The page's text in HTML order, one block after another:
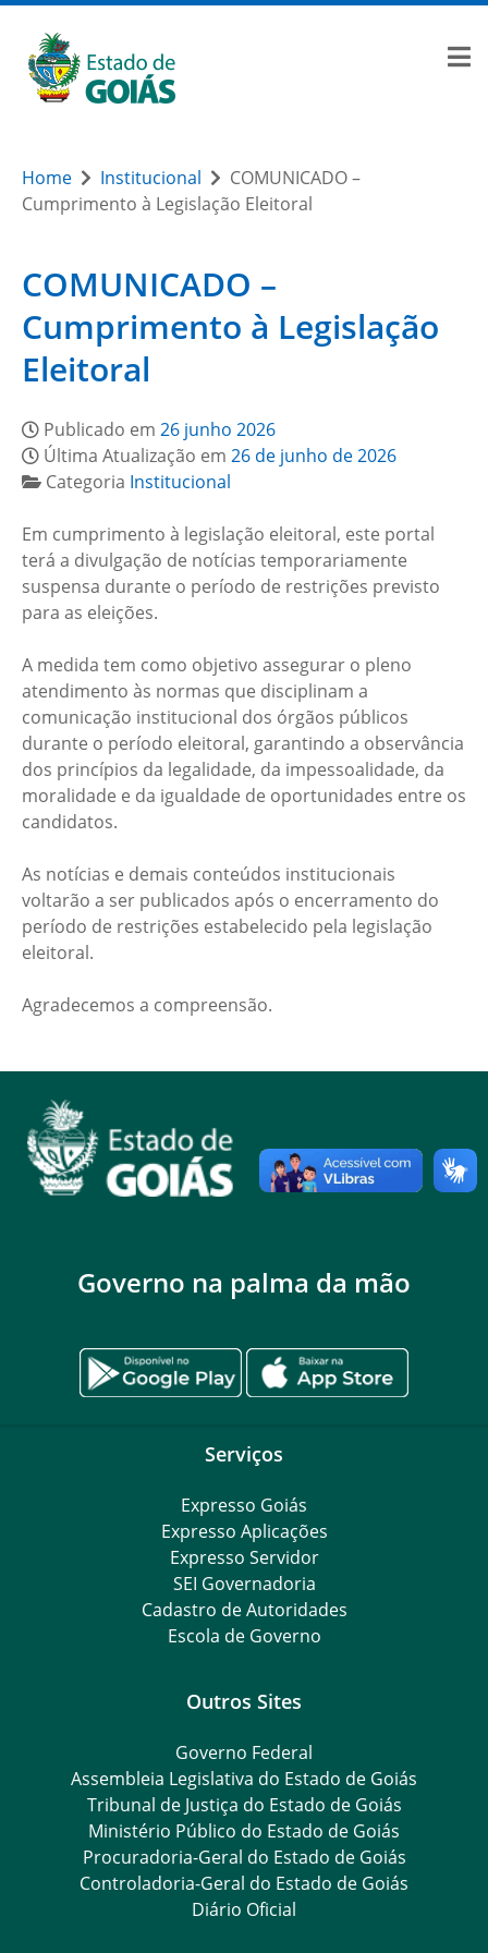
Home Institucional
COMUNICADO –
Cumprimento à Legislação Eleitoral
COMUNICADO –
Cumprimento à Legislação
Eleitoral
Publicado em 26 junho 2026
Última Atualização em 26 de junho de 2026
Categoria Institucional
Em cumprimento à legislação eleitoral, este portal
terá a divulgação de notícias temporariamente
suspensa durante o período de restrições previsto
para as eleições.
A medida tem como objetivo assegurar o pleno
atendimento às normas que disciplinam a
comunicação institucional dos órgãos públicos
durante o período eleitoral, garantindo a observância
dos princípios da legalidade, da impessoalidade, da
moralidade e da igualdade de oportunidades entre os
candidatos.
As notícias e demais conteúdos institucionais
voltarão a ser publicados após o encerramento do
período de restrições estabelecido pela legislação
eleitoral.
Agradecemos a compreensão.
Governo na palma da mão
Serviços
Expresso Goiás
Expresso Aplicações
Expresso Servidor
SEI Governadoria
Cadastro de Autoridades
Escola de Governo
Outros Sites
Governo Federal
Assembleia Legislativa do Estado de Goiás
Tribunal de Justiça do Estado de Goiás
Ministério Público do Estado de Goiás
Procuradoria-Geral do Estado de Goiás
Controladoria-Geral do Estado de Goiás
Diário Oficial